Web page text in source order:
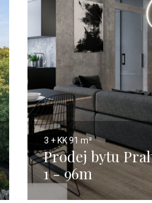
3 + KK91 m²
Prodej bytu
1 - 96m